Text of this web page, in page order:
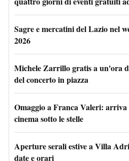
Sagre e mercatini del Lazio nel
2026
Michele Zarrillo gratis a un'ora
del concerto in piazza
Omaggio a Franca Valeri:
cinema sotto le stelle
Aperture serali estive a Villa
date e orari